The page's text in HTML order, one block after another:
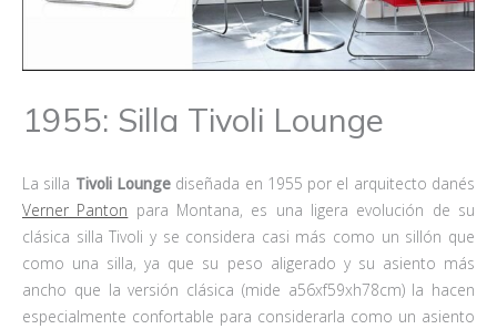
1955: Silla Tivoli Lounge
La silla Tivoli Loungediseñada en 1955 por el arquitecto danés
Verner Panton para Montana, es una ligera evolución de su
clásica silla Tivoli y se considera casi más como un sillón que
como una silla, ya que su peso aligerado y su asiento más
ancho que la versión clásica (mide a56xf59xh78cm) la hacen
especialmente confortable para considerarla como un asiento